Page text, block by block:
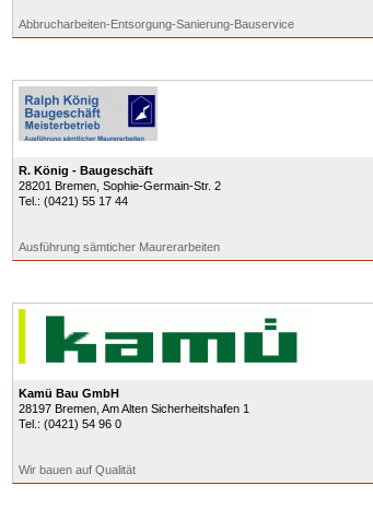
Abbrucharbeiten-Entsorgung-Sanierung-Bauservice
R. König - Baugeschäft
28201 Bremen, Sophie-Germain-Str. 2
Tel.: (0421) 55 17 44
Ausführung sämticher Maurerarbeiten
Kamü Bau GmbH
28197 Bremen, Am Alten Sicherheitshafen 1
Tel.: (0421) 54 96 0
Wir bauen auf Qualität